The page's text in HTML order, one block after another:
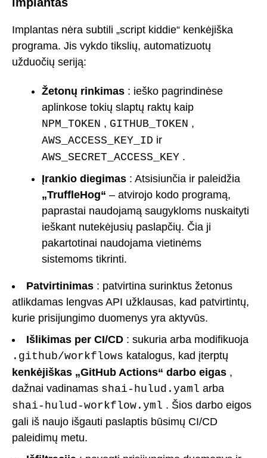
Implantas nėra subtili „script kiddie“ kenkėjiška
programa. Jis vykdo tikslių, automatizuotų
užduočių seriją:
Žetonų rinkimas : ieško pagrindinėse
aplinkose tokių slaptų raktų kaip
NPM_TOKEN , GITHUB_TOKEN ,
AWS_ACCESS_KEY_ID ir
AWS_SECRET_ACCESS_KEY .
Įrankio diegimas : Atsisiunčia ir paleidžia
„TruffleHog“ – atvirojo kodo programą,
paprastai naudojamą saugykloms nuskaityti
ieškant nutekėjusių paslapčių. Čia ji
pakartotinai naudojama vietinėms
sistemoms tikrinti.
Patvirtinimas : patvirtina surinktus žetonus
atlikdamas lengvas API užklausas, kad patvirtintų,
kurie prisijungimo duomenys yra aktyvūs.
Išlikimas per CI/CD : sukuria arba modifikuoja
.github/workflows katalogus, kad įterptų
kenkėjiškas „GitHub Actions“ darbo eigas ,
dažnai vadinamas shai-hulud.yaml arba
shai-hulud-workflow.yml . Šios darbo eigos
gali iš naujo išgauti paslaptis būsimų CI/CD
paleidimų metu.